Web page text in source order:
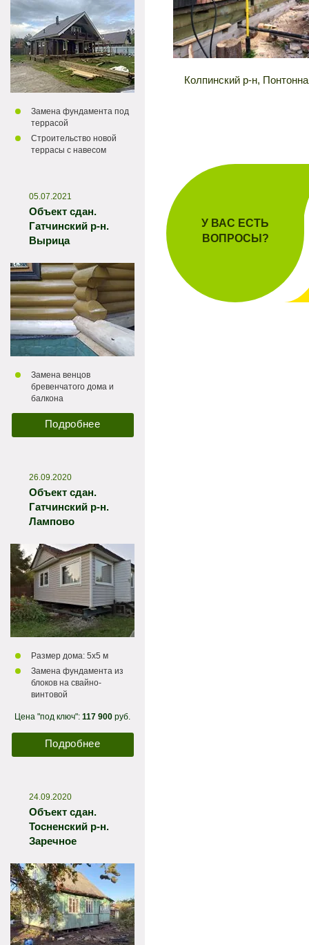
Замена фундамента под
террасой
Строительство новой
террасы с навесом
05.07.2021
Объект сдан.
Гатчинский р-н.
Вырица
Замена венцов
бревенчатого дома и
балкона
Подробнее
26.09.2020
Объект сдан.
Гатчинский р-н.
Лампово
Размер дома: 5х5 м
Замена фундамента из
блоков на свайно-
винтовой
Цена "под ключ": 117 900 руб.
Подробнее
24.09.2020
Объект сдан.
Тосненский р-н.
Заречное
Колпинский р-н,
У ВАС ЕСТЬ
ВОПРОСЫ?